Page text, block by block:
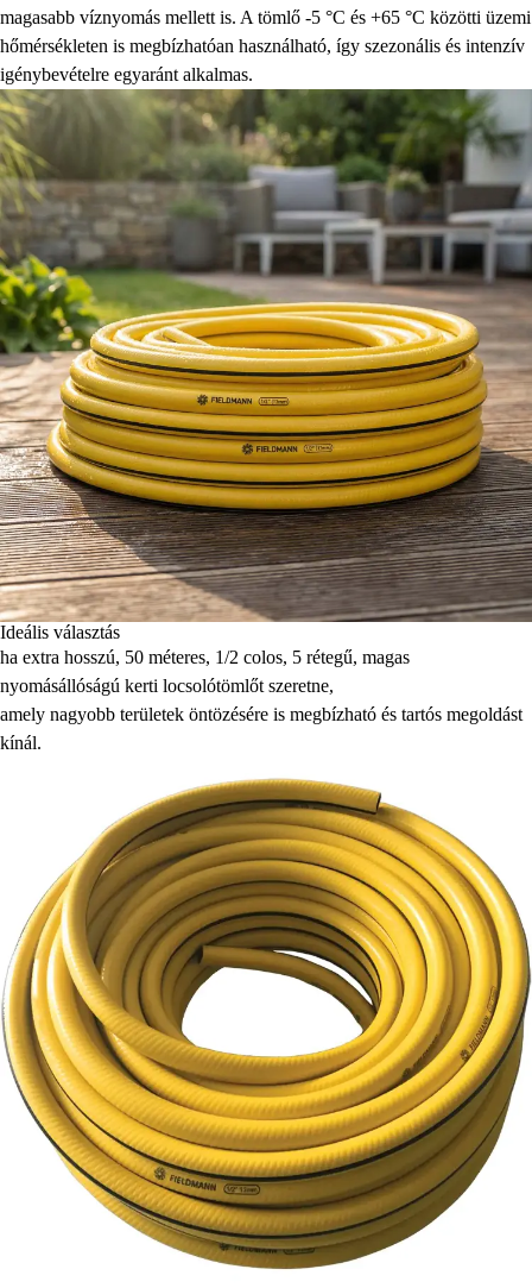
magasabb víznyomás mellett is. A tömlő -5 °C és +65 °C közötti üzemi
hőmérsékleten is megbízhatóan használható, így szezonális és intenzív
igénybevételre egyaránt alkalmas.
Ideális választás
ha extra hosszú, 50 méteres, 1/2 colos, 5 rétegű, magas
nyomásállóságú kerti locsolótömlőt szeretne,
amely nagyobb területek öntözésére is megbízható és tartós megoldást
kínál.